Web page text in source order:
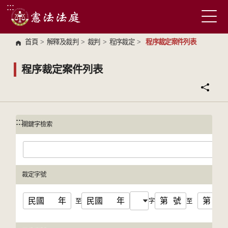
跳到主要內容區塊
:::
首頁 > 解釋及裁判 > 裁判 > 程序裁定 > 程序裁定案件列表
程序裁定案件列表
:::
:::關鍵字檢索
裁定字號
民國 年 至 民國 年 字 第 號 至 第